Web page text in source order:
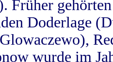
Früher
Doderlage
wurde im